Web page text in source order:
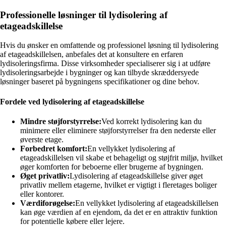
Professionelle løsninger til lydisolering af
etageadskillelse
Hvis du ønsker en omfattende og professionel løsning til lydisolering
af etageadskillelsen, anbefales det at konsultere en erfaren
lydisoleringsfirma. Disse virksomheder specialiserer sig i at udføre
lydisoleringsarbejde i bygninger og kan tilbyde skræddersyede
løsninger baseret på bygningens specifikationer og dine behov.
Fordele ved lydisolering af etageadskillelse
Mindre støjforstyrrelse:Ved korrekt lydisolering kan du
minimere eller eliminere støjforstyrrelser fra den nederste eller
øverste etage.
Forbedret komfort:En vellykket lydisolering af
etageadskillelsen vil skabe et behageligt og støjfrit miljø, hvilket
øger komforten for beboerne eller brugerne af bygningen.
Øget privatliv:Lydisolering af etageadskillelse giver øget
privatliv mellem etagerne, hvilket er vigtigt i fleretages boliger
eller kontorer.
Værdiforøgelse:En vellykket lydisolering af etageadskillelsen
kan øge værdien af ​​en ejendom, da det er en attraktiv funktion
for potentielle købere eller lejere.